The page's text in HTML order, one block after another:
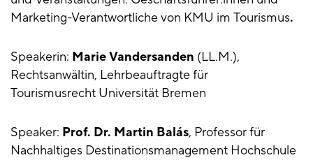
Marketing-Verantwortliche von KMU im Tourismus.
Speakerin: Marie Vandersanden (LL.M.),
Rechtsanwältin, Lehrbeauftragte für
Tourismusrecht Universität Bremen
Speaker: Prof. Dr. Martin Balás, Professor für
Nachhaltiges Destinationsmanagement Hochschule